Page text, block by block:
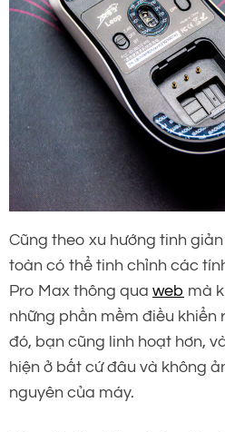
Cũng theo xu hướng tinh
toàn có thể tinh chỉnh các
Pro Max thông qua web mà
những phần mềm điều khiển
đó, bạn cũng linh hoạt hơn,
hiện ở bất cứ đâu và không
nguyên của máy.